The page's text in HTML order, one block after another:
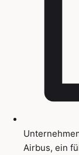
Airbus, ein